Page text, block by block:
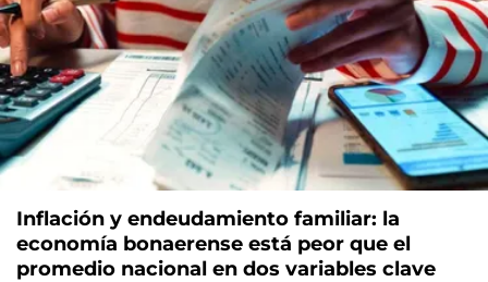
Inflación y endeudamiento familiar: la
economía bonaerense está peor que el
promedio nacional en dos variables clave